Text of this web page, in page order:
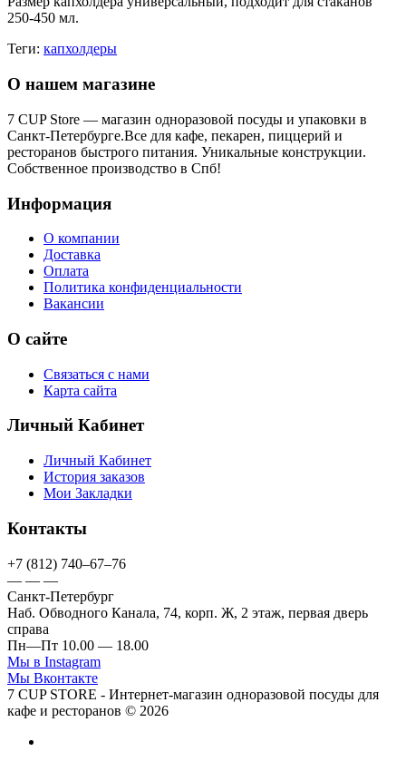
250-450 мл.
Теги: капхолдеры
О нашем магазине
7 CUP Store — магазин одноразовой посуды и упаковки в
Санкт-Петербурге.Все для кафе, пекарен, пиццерий и
ресторанов быстрого питания. Уникальные конструкции.
Собственное производство в Спб!
Информация
О компании
Доставка
Оплата
Политика конфиденциальности
Вакансии
О сайте
Связаться с нами
Карта сайта
Личный Кабинет
Личный Кабинет
История заказов
Мои Закладки
Контакты
+7 (812) 740–67–76
— — —
Санкт-Петербург
Наб. Обводного Канала, 74, корп. Ж, 2 этаж, первая дверь
справа
Пн—Пт 10.00 — 18.00
Мы в Instagram
Мы Вконтакте
7 CUP STORE - Интернет-магазин одноразовой посуды для
кафе и ресторанов © 2026